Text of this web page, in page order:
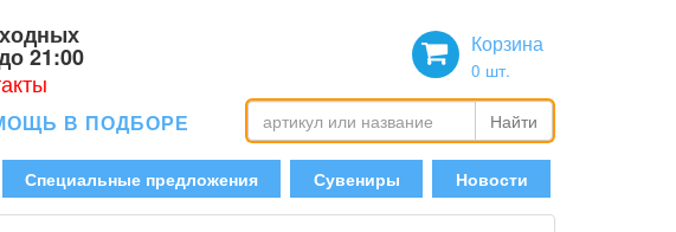
21:00
Корзина
0 шт.
В ПОДБОРЕ Найти
Специальные предложения Сувениры Новости